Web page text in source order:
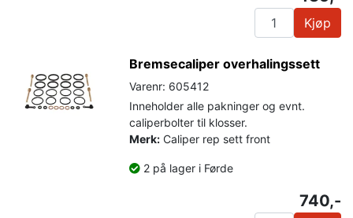
Kjøp
Bremsecaliper overhalingssett
Varenr: 605412
Inneholder alle pakninger og evnt.
caliperbolter til klosser.
Merk: Caliper rep sett front
2 på lager i Førde
740,-